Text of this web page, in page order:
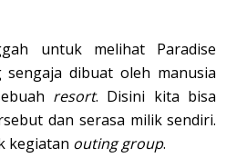
untuk melihat Paradise
sengaja dibuat oleh manusia
resort. Disini kita bisa
dan serasa milik sendiri.
kegiatan outing group.